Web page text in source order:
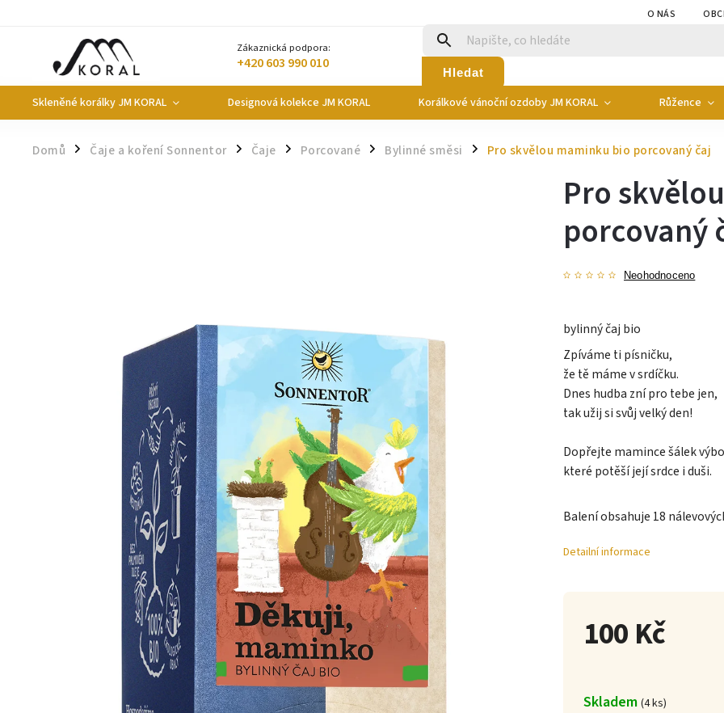
O NÁS
Zákaznická podpora:
+420 603 990 010 Hledat
Skleněné korálky JM KORAL Designová kolekce JM KORAL Korálkové vánoční ozdoby JM KORAL Růžence
Domů / Čaje a koření Sonnentor / Čaje / Porcované / Bylinné směsi / Pro skvělou maminku bio porcovaný čaj
100 Kč
Skladem (4 ks)
Pro
porcovaný
Neohodnoceno
bylinný čaj bio
Zpíváme ti písničku,
že tě máme v srdíčku.
Dnes hudba zní pro tebe jen,
tak užij si svůj velký den!
Dopřejte mamince šálek
které potěší její srdce i duši.
Balení obsahuje 18
Detailní informace